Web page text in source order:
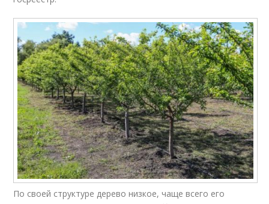
По своей структуре дерево низкое, чаще всего его